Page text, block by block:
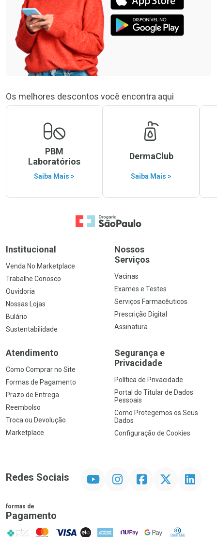
Os melhores descontos você encontra aqui
PBM
Laboratórios
Saiba Mais >
DermaClub
Saiba Mais >
Ir para a Home
Institucional
Venda No Marketplace
Trabalhe Conosco
Ouvidoria
Nossas Lojas
Bulário
Sustentabilidade
Nossos
Serviços
Vacinas
Exames e Testes
Serviços Farmacêuticos
Prescrição Digital
Assinatura
Atendimento
Como Comprar no Site
Formas de Pagamento
Prazo de Entrega
Reembolso
Troca ou Devolução
Marketplace
Segurança e
Privacidade
Política de Privacidade
Portal do Titular de Dados
Pessoais
Como Protegemos os Seus
Dados
Configuração de Cookies
Redes Sociais InstagramFacebookTwitter Linkedin
formas de
Pagamento
PIX MasterCard
VISA ELO AMEX NuPay Google PayDiners Club